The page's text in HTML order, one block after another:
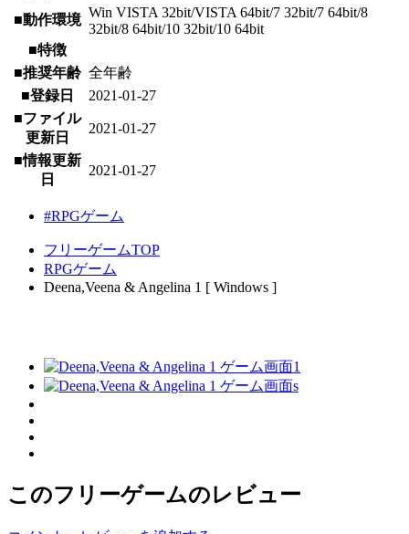
■動作環境 Win VISTA 32bit/VISTA 64bit/7 32bit/7 64bit/8
32bit/8 64bit/10 32bit/10 64bit
■特徴
■推奨年齢 全年齢
■登録日
2021-01-27
■ファイル
更新日
2021-01-27
■情報更新
日
2021-01-27
#RPGゲーム
フリーゲームTOP
RPGゲーム
Deena,Veena & Angelina 1 [ Windows ]
このフリーゲームのレビュー